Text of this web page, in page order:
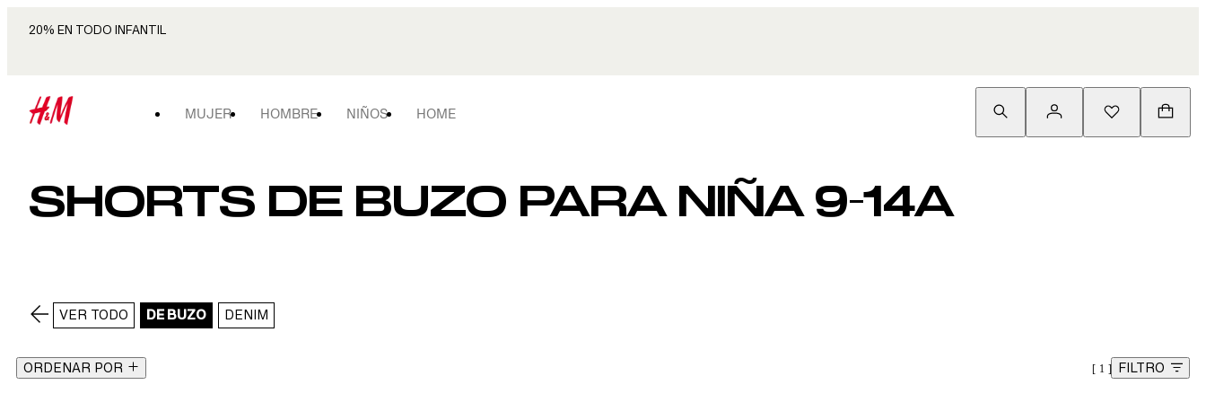
20% EN TODO INFANTIL
MUJER HOMBRE NIÑOS HOME
SHORTS DE BUZO PARA NIÑA 9-14A
VER TODO DE BUZO DENIM
ORDENAR POR 1 FILTRO